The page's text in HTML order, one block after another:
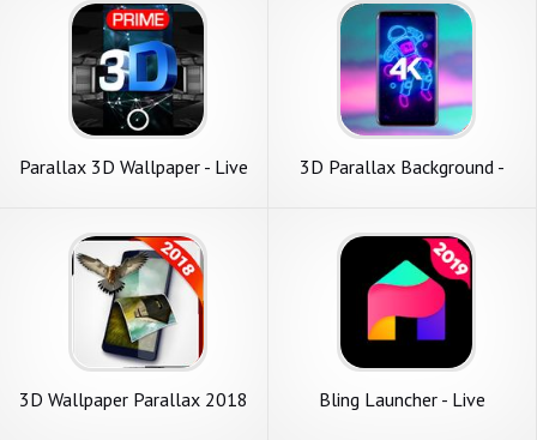
Parallax 3D Wallpaper - Live
3D Parallax Background -
3D Wallpaper Parallax 2018
Bling Launcher - Live